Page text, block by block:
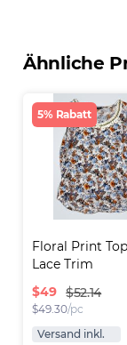
Ähnliche
5% Rabatt
Floral Print
Lace Trim
$49 $52.14
$49.30/pc
Versand inkl.